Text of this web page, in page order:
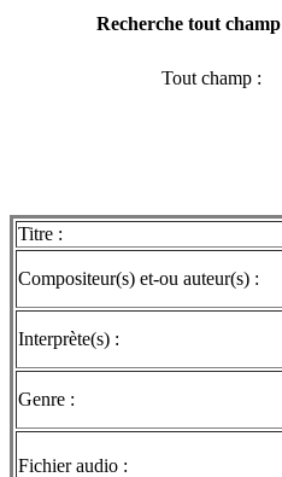
Recherche tout champ
Tout champ :
Titre :
Compositeur(s) et-ou auteur(s) :
Interprète(s) :
Genre :
Fichier audio :